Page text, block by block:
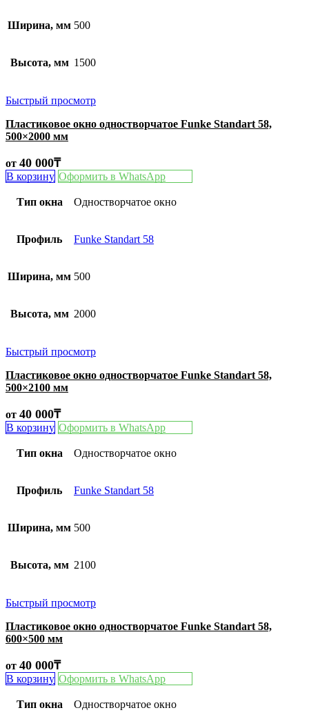
Ширина, мм 500
Высота, мм 1500
Быстрый просмотр
Пластиковое окно одностворчатое Funke Standart 58,
500×2000 мм
от 40 000₸
В корзину Оформить в WhatsApp
Тип окна Одностворчатое окно
Профиль Funke Standart 58
Ширина, мм 500
Высота, мм 2000
Быстрый просмотр
Пластиковое окно одностворчатое Funke Standart 58,
500×2100 мм
от 40 000₸
В корзину Оформить в WhatsApp
Тип окна Одностворчатое окно
Профиль Funke Standart 58
Ширина, мм 500
Высота, мм 2100
Быстрый просмотр
Пластиковое окно одностворчатое Funke Standart 58,
600×500 мм
от 40 000₸
В корзину Оформить в WhatsApp
Тип окна Одностворчатое окно